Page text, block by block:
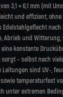
3,1 × 6,1 mm (mit
und effizient,
Edelstahlgeflecht
Abrieb und Witterung,
eine konstante
– selbst nach
Leitungen sind UV-,
temperaturfest
unter extremen